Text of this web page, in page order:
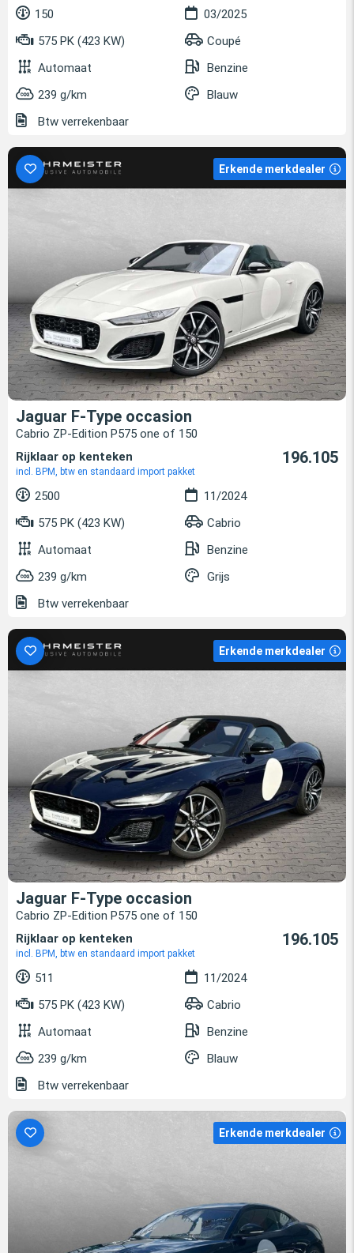
150
03/2025
575 PK (423 KW)
Coupé
Automaat
Benzine
239 g/km
Blauw
Btw verrekenbaar
Erkende merkdealer
Jaguar F-Type occasion
Cabrio ZP-Edition P575 one of 150
Rijklaar op kenteken
incl. BPM, btw en standaard import pakket
196.105
2500
11/2024
575 PK (423 KW)
Cabrio
Automaat
Benzine
239 g/km
Grijs
Btw verrekenbaar
Erkende merkdealer
Jaguar F-Type occasion
Cabrio ZP-Edition P575 one of 150
Rijklaar op kenteken
incl. BPM, btw en standaard import pakket
196.105
511
11/2024
575 PK (423 KW)
Cabrio
Automaat
Benzine
239 g/km
Blauw
Btw verrekenbaar
Erkende merkdealer